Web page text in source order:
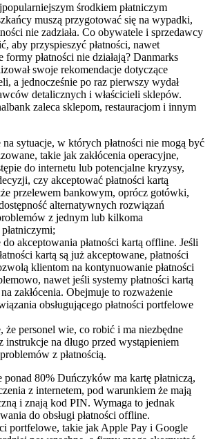
środkiem płatniczym
muszą przygotować się na wypadki,
nie zadziała. Co obywatele i sprzedawcy
aby przyspieszyć płatności, nawet
formy płatności nie działają? Danmarks
swoje rekomendacje dotyczące
a jednocześnie po raz pierwszy wydał
detalicznych i właścicieli sklepów.
zaleca sklepom, restauracjom i innym
sytuacje, w których płatności nie mogą być
takie jak zakłócenia operacyjne,
do internetu lub potencjalne kryzysy,
czy akceptować płatności kartą
przelewem bankowym, oprócz gotówki,
alternatywnych rozwiązań
z jednym lub kilkoma
akceptowania płatności kartą offline. Jeśli
kartą są już akceptowane, płatności
klientom na kontynuowanie płatności
nawet jeśli systemy płatności kartą
zakłócenia. Obejmuje to rozważenie
obsługującego płatności portfelowe
że personel wie, co robić i ma niezbędne
instrukcje na długo przed wystąpieniem
z płatnością.
80% Duńczyków ma kartę płatniczą,
z internetem, pod warunkiem że mają
i znają kod PIN. Wymaga to jednak
do obsługi płatności offline.
portfelowe, takie jak Apple Pay i Google